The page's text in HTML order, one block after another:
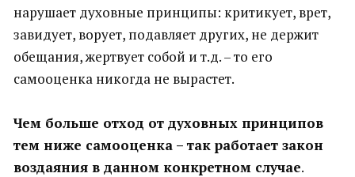
нарушает духовные принципы: критикует, врет,
завидует, ворует, подавляет других, не держит
обещания, жертвует собой и т.д. – то его
самооценка никогда не вырастет.
Чем больше отход от духовных принципов
тем ниже самооценка – так работает закон
воздаяния в данном конкретном случае.